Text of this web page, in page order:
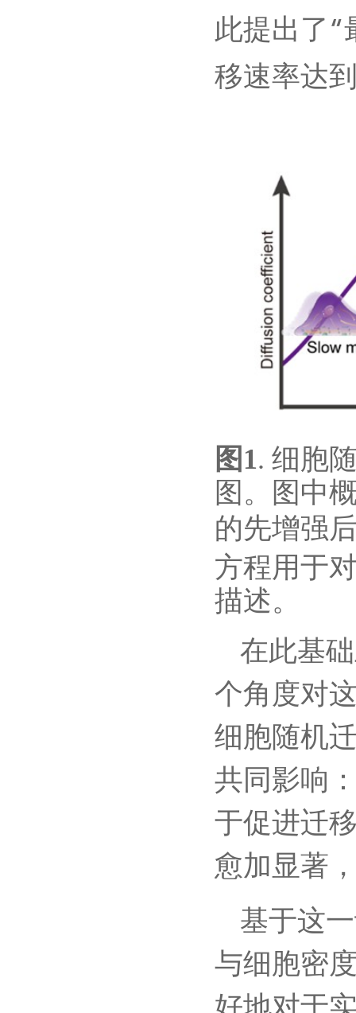
此提出了“
移速率达
图 1. 细胞
图。图中
的先增强
方程用于
描述。
在此基
个角度对
细胞随机
共同影响
于促进迁
愈加显著
基于这
与细胞密